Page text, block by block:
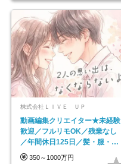
株式会社ＬＩＶＥ ＵＰ
動画編集クリエイター★未経験
歓迎／フルリモOK／残業なし
／年間休日125日／髪・服・ネ
イル自由／研修充実で安心
350～1000万円